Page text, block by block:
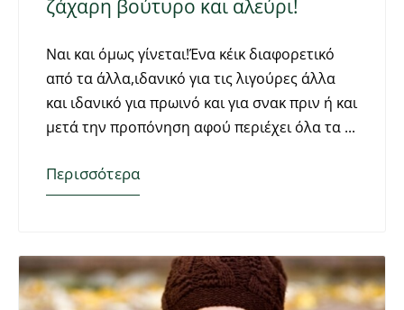
ζάχαρη βούτυρο και αλεύρι!
Ναι και όμως γίνεται!Ένα κέικ διαφορετικό
από τα άλλα,ιδανικό για τις λιγούρες άλλα
και ιδανικό για πρωινό και για σνακ πριν ή και
μετά την προπόνηση αφού περιέχει όλα τα
Περισσότερα